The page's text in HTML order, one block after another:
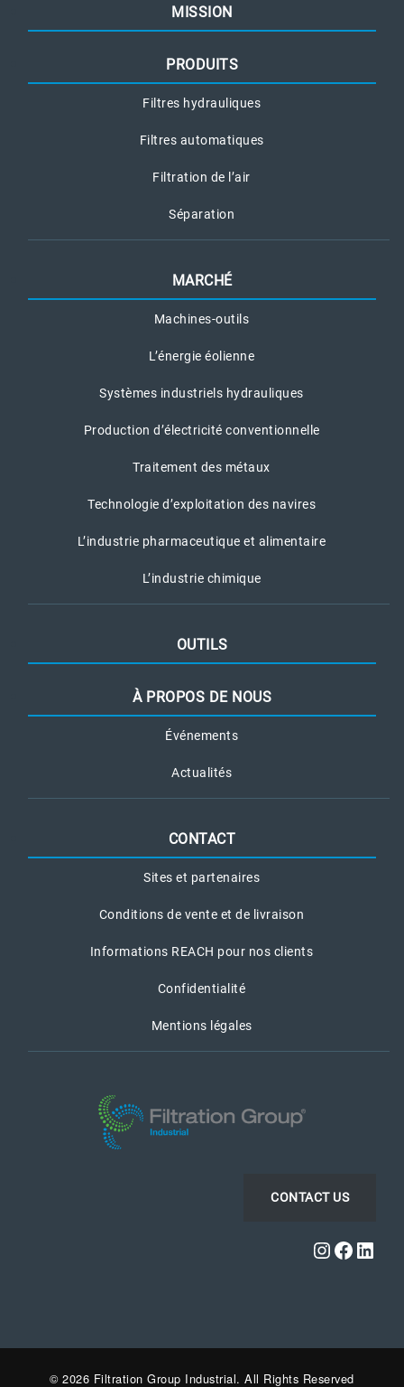
MISSION
PRODUITS
Filtres hydrauliques
Filtres automatiques
Filtration de l’air
Séparation
MARCHÉ
Machines-outils
L’énergie éolienne
Systèmes industriels hydrauliques
Production d’électricité conventionnelle
Traitement des métaux
Technologie d’exploitation des navires
L’industrie pharmaceutique et alimentaire
L’industrie chimique
OUTILS
À PROPOS DE NOUS
Événements
Actualités
CONTACT
Sites et partenaires
Conditions de vente et de livraison
Informations REACH pour nos clients
Confidentialité
Mentions légales
CONTACT US
© 2026 Filtration Group Industrial. All Rights Reserved